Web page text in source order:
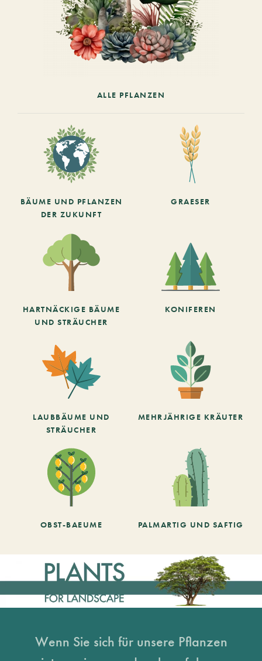
ALLE PFLANZEN
BÄUME UND PFLANZEN
DER ZUKUNFT
GRAESER
HARTNÄCKIGE BÄUME
UND STRÄUCHER
KONIFEREN
LAUBBÄUME UND
STRÄUCHER
MEHRJÄHRIGE KRÄUTER
OBST-BAEUME PALMARTIG UND SAFTIG
Wenn Sie sich für unsere Pflanzen